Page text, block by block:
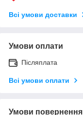
Всі умови доставки
Умови оплати
Післяплата
Всі умови оплати
Умови повернення